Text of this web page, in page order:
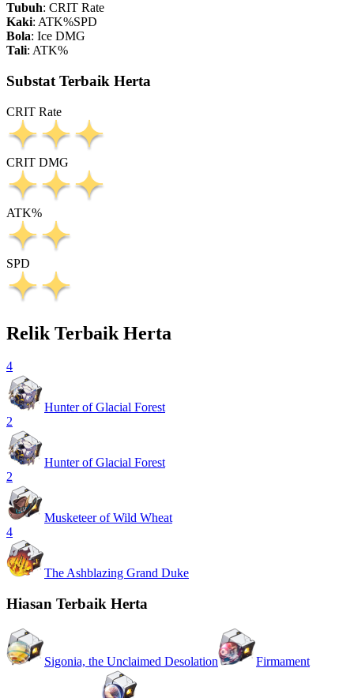
Tubuh: CRIT Rate
Kaki: ATK%SPD
Bola: Ice DMG
Tali: ATK%
Substat Terbaik Herta
CRIT Rate
CRIT DMG
ATK%
SPD
Relik Terbaik Herta
4
Hunter of Glacial Forest
2
Hunter of Glacial Forest
2
Musketeer of Wild Wheat
4
The Ashblazing Grand Duke
Hiasan Terbaik Herta
Sigonia, the Unclaimed Desolation Firmament